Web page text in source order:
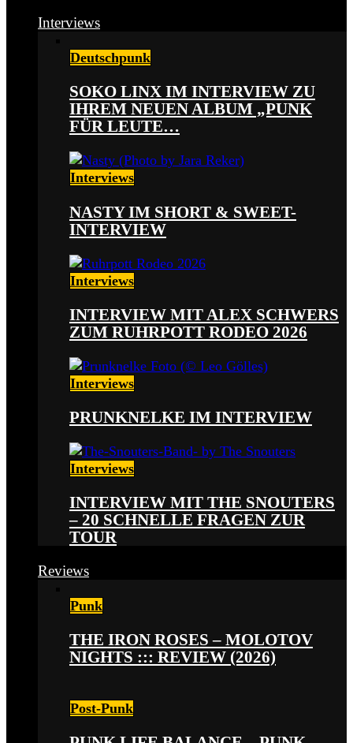
Interviews
Deutschpunk
SOKO LINX IM INTERVIEW ZU
IHREM NEUEN ALBUM „PUNK
FÜR LEUTE…
Interviews
NASTY IM SHORT & SWEET-
INTERVIEW
Interviews
INTERVIEW MIT ALEX SCHWERS
ZUM RUHRPOTT RODEO 2026
Interviews
PRUNKNELKE IM INTERVIEW
Interviews
INTERVIEW MIT THE SNOUTERS
– 20 SCHNELLE FRAGEN ZUR
TOUR
Reviews
Punk
THE IRON ROSES – MOLOTOV
NIGHTS ::: REVIEW (2026)
Post-Punk